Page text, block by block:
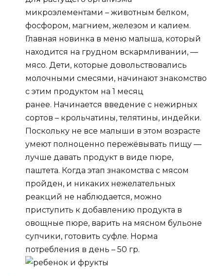
микроэлементами – животным белком,
фосфором, магнием, железом и калием.
Главная новинка в меню малыша, который
находится на грудном вскармливании, —
мясо. Дети, которые довольствовались
молочными смесями, начинают знакомство
с этим продуктом на 1 месяц
ранее. Начинается введение с нежирных
сортов – крольчатины, телятины, индейки.
Поскольку не все малыши в этом возрасте
умеют полноценно пережёвывать пищу —
лучше давать продукт в виде пюре,
паштета. Когда этап знакомства с мясом
пройден, и никаких нежелательных
реакций не наблюдается, можно
приступить к добавлению продукта в
овощные пюре, варить на мясном бульоне
супчики, готовить суфле. Норма
потребления в день – 50 гр.